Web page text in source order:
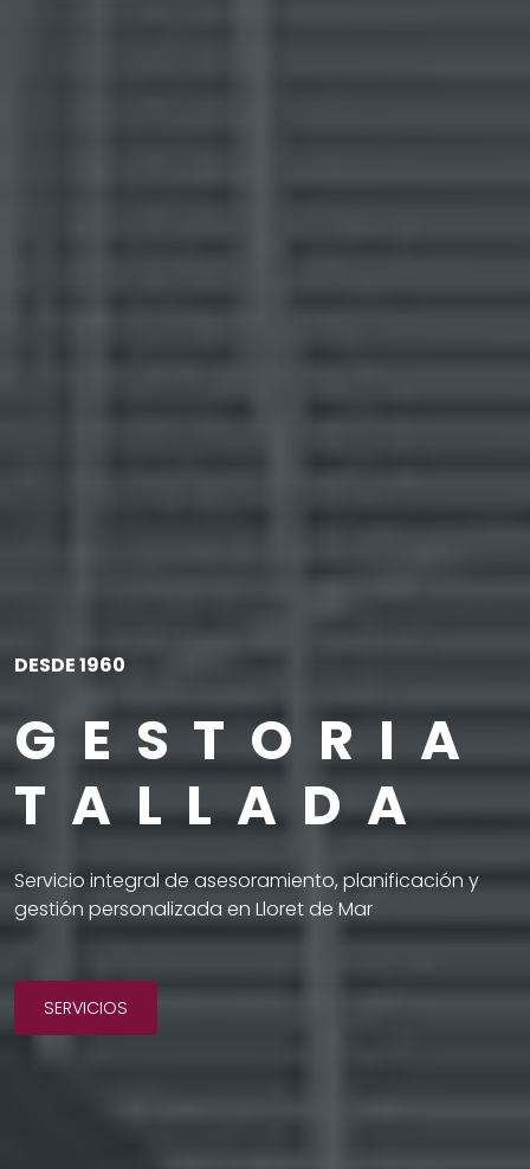
DESDE 1960
GESTORIA
TALLADA
Servicio integral de asesoramiento, planificación y
gestión personalizada en Lloret de Mar
SERVICIOS